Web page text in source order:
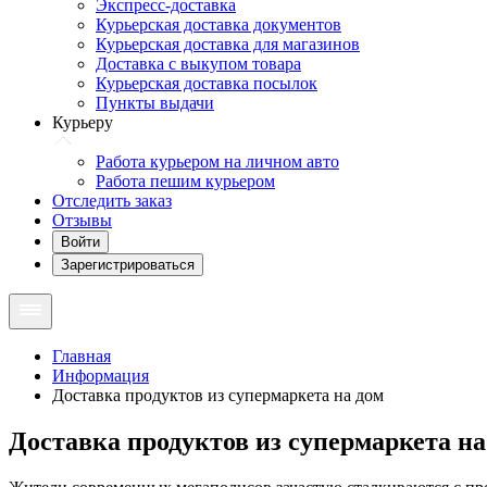
Экспресс-доставка
Курьерская доставка документов
Курьерская доставка для магазинов
Доставка с выкупом товара
Курьерская доставка посылок
Пункты выдачи
Курьеру
Работа курьером на личном авто
Работа пешим курьером
Отследить заказ
Отзывы
Войти
Зарегистрироваться
Главная
Информация
Доставка продуктов из супермаркета на дом
Доставка продуктов из супермаркета